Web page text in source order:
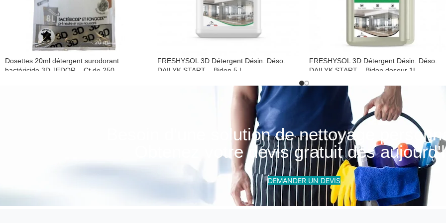
Dosettes 20ml détergent surodorant
bactéricide 3D JEDOR – Ct de 250
FRESHYSOL 3D Détergent Désin. Déso.
DAILYK START – Bidon 5 L
Détergent surodorant désinfectant
FRESHYSOL 3D Détergent Désin. Déso.
DAILYK START – Bidon doseur 1L
Détergent surodorant désinfectant
Besoin d'une solution de nettoyage
Obtenez votre devis gratuit dès
DEMANDER UN DEVIS